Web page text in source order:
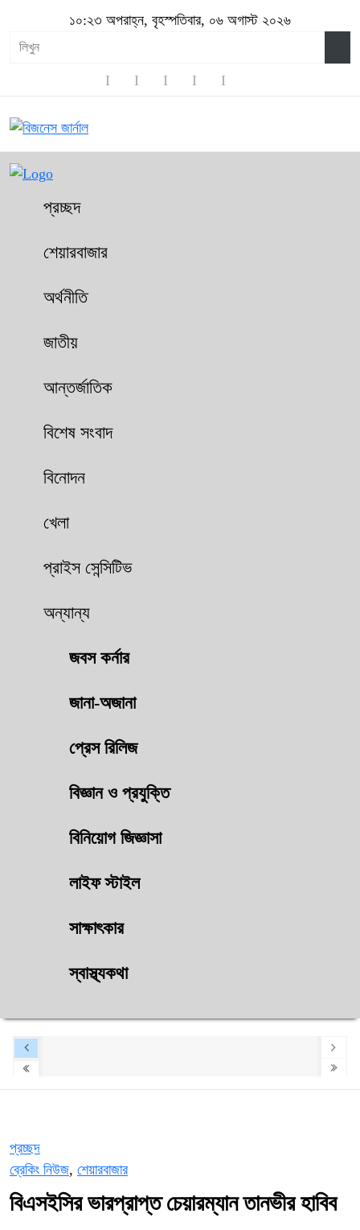
১০:২৩ অপরাহ্ন, বৃহস্পতিবার, ০৬ অগাস্ট ২০২৬
প্রচ্ছদ
শেয়ারবাজার
অর্থনীতি
জাতীয়
আন্তর্জাতিক
বিশেষ সংবাদ
বিনোদন
খেলা
প্রাইস সেন্সিটিভ
অন্যান্য
জবস কর্নার
জানা-অজানা
প্রেস রিলিজ
বিজ্ঞান ও প্রযুক্তি
বিনিয়োগ জিজ্ঞাসা
লাইফ স্টাইল
সাক্ষাৎকার
স্বাস্থ্যকথা
প্রচ্ছদ
ব্রেকিং নিউজ, শেয়ারবাজার
বিএসইসির ভারপ্রাপ্ত চেয়ারম্যান তানভীর হাবিব